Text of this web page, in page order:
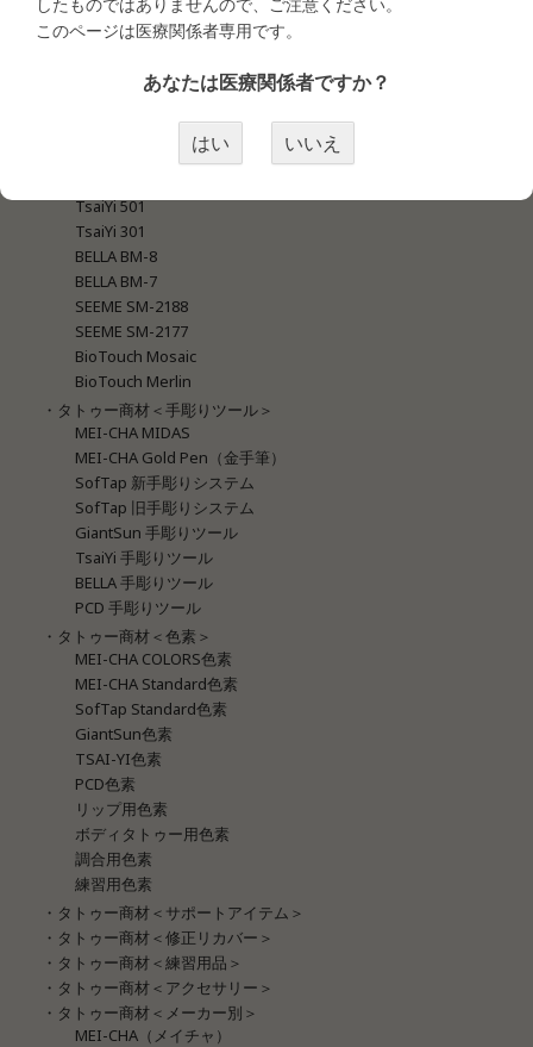
MEI-CHA Lapis
MEI-CHA Blue
GiantSun G-9740 New Blue
GiantSun G-9430
GiantSun G-9420
TsaiYi 501
TsaiYi 301
BELLA BM-8
BELLA BM-7
SEEME SM-2188
SEEME SM-2177
BioTouch Mosaic
BioTouch Merlin
・タトゥー商材＜手彫りツール＞
MEI-CHA MIDAS
MEI-CHA Gold Pen（金手筆）
SofTap 新手彫りシステム
SofTap 旧手彫りシステム
GiantSun 手彫りツール
TsaiYi 手彫りツール
BELLA 手彫りツール
PCD 手彫りツール
・タトゥー商材＜色素＞
MEI-CHA COLORS色素
MEI-CHA Standard色素
SofTap Standard色素
GiantSun色素
TSAI-YI色素
PCD色素
リップ用色素
ボディタトゥー用色素
調合用色素
練習用色素
・タトゥー商材＜サポートアイテム＞
・タトゥー商材＜修正リカバー＞
・タトゥー商材＜練習用品＞
・タトゥー商材＜アクセサリー＞
・タトゥー商材＜メーカー別＞
MEI-CHA（メイチャ）
このページは医療関係者専用です。
あなたは医療関係者ですか？
はい いいえ